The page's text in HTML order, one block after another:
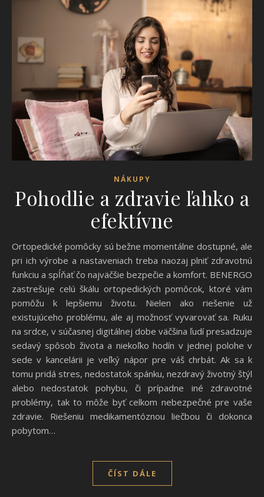
NÁKUPY
Pohodlie a zdravie ľahko a
efektívne
Ortopedické pomôcky sú bežne momentálne dostupné, ale
pri ich výrobe a nastaveniach treba naozaj plniť zdravotnú
funkciu a spĺňať čo najväčšie bezpečie a komfort. BENERGO
zastrešuje celú škálu ortopedických pomôcok, ktoré vám
pomôžu k lepšiemu životu. Nielen ako riešenie už
existujúceho problému, ale aj možnosť vyvarovať sa. Ruku
na srdce, v súčasnej digitálnej dobe väčšina ľudí presadzuje
sedavý spôsob života a niekoľko hodín v jednej polohe v
sede v kancelárii je veľký nápor pre váš chrbát. Ak sa k
tomu pridá stres, nedostatok spánku, nezdravý životný štýl
alebo nedostatok pohybu, či prípadne iné zdravotné
problémy, tak to môže byť celkom nebezpečné pre vaše
zdravie. Riešeniu medikamentóznou liečbou či dokonca
pobytom…
ČÍST DÁLE